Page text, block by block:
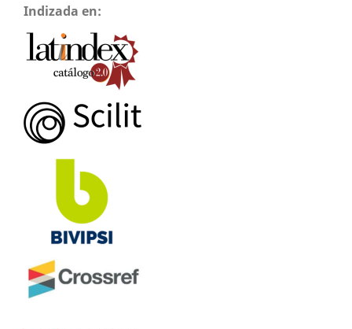
Indizada en: